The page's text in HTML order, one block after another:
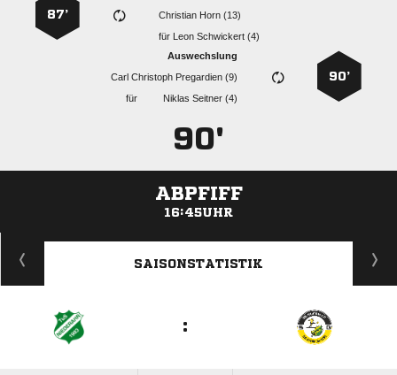
  
für   
87’
90’
Auswechslung
   
für
  
90'
ABPFIFF
16:45UHR
ANZEIGE
SAISONSTATISTIK
: